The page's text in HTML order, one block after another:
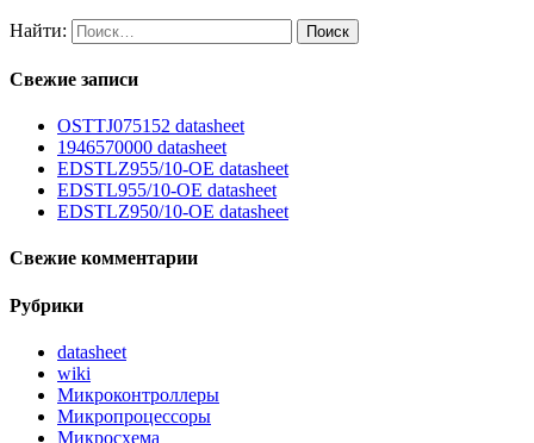
Найти:
Свежие записи
OSTTJ075152 datasheet
1946570000 datasheet
EDSTLZ955/10-OE datasheet
EDSTL955/10-OE datasheet
EDSTLZ950/10-OE datasheet
Свежие комментарии
Рубрики
datasheet
wiki
Микроконтроллеры
Микропроцессоры
Микросхема